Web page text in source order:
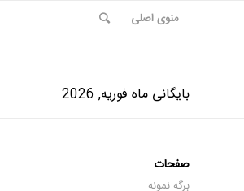
منوی اصلی
بایگانی ماه فوریه, 2026
صفحات
برگه نمونه